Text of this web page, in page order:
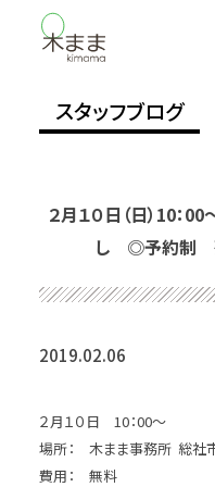
スタッフブログ
２月１０日（日）10
し ◎予約制 残
2019.02.06
２月１０日 10：00～
場所： 木まま事務所 総社
費用： 無料